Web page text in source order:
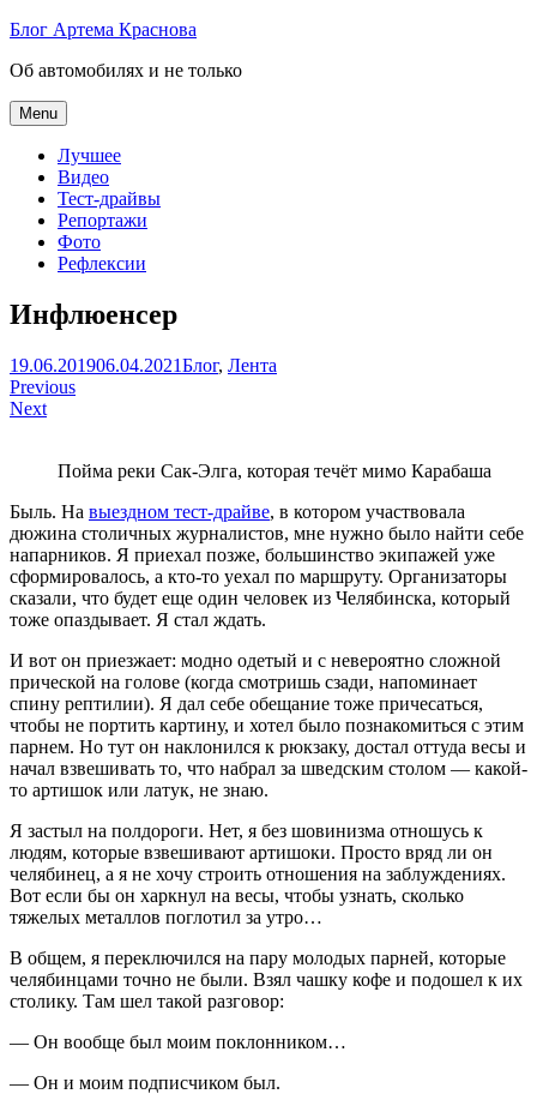
Skip
content
Блог Артема Краснова
Об автомобилях и не только
Menu
Лучшее
Видео
Тест-драйвы
Репортажи
Фото
Рефлексии
Инфлюенсер
Артем
Краснов
19.06.201906.04.2021Блог, Лента
Навигация
по
Previous
Next
Пойма реки Сак-Элга, которая течёт мимо Карабаша
Быль. На выездном тест-драйве, в котором участвовала
дюжина столичных журналистов, мне нужно было найти себе
напарников. Я приехал позже, большинство экипажей уже
сформировалось, а кто-то уехал по маршруту. Организаторы
сказали, что будет еще один человек из Челябинска, который
тоже опаздывает. Я стал ждать.
И вот он приезжает: модно одетый и с невероятно сложной
прической на голове (когда смотришь сзади, напоминает
спину рептилии). Я дал себе обещание тоже причесаться,
чтобы не портить картину, и хотел было познакомиться с этим
парнем. Но тут он наклонился к рюкзаку, достал оттуда весы и
начал взвешивать то, что набрал за шведским столом — какой-
то артишок или латук, не знаю.
Я застыл на полдороги. Нет, я без шовинизма отношусь к
людям, которые взвешивают артишоки. Просто вряд ли он
челябинец, а я не хочу строить отношения на заблуждениях.
Вот если бы он харкнул на весы, чтобы узнать, сколько
тяжелых металлов поглотил за утро…
В общем, я переключился на пару молодых парней, которые
челябинцами точно не были. Взял чашку кофе и подошел к их
столику. Там шел такой разговор:
— Он вообще был моим поклонником…
— Он и моим подписчиком был.